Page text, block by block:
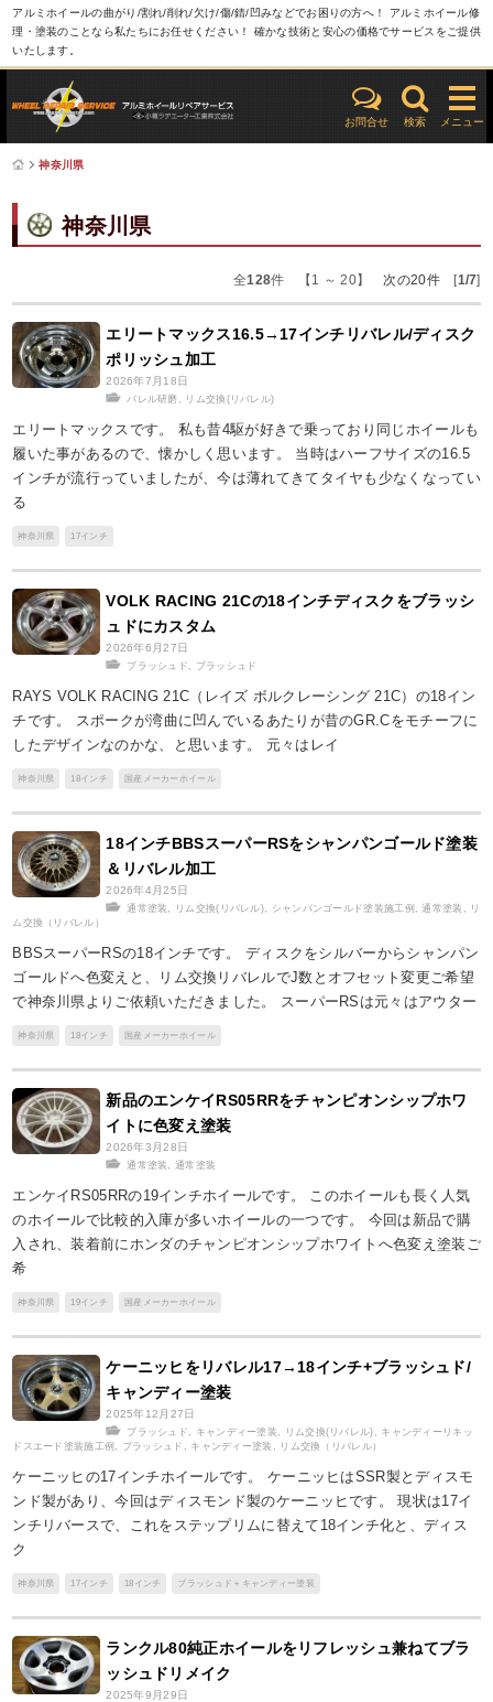
アルミホイールの曲がり/割れ/削れ/欠け/傷/錆/凹みなどでお困りの方へ！ アルミホイール修
理・塗装のことなら私たちにお任せください！ 確かな技術と安心の価格でサービスをご提供
いたします。
お問合せ 検索 メニュー
神奈川県
神奈川県
全128件 【1 ～ 20】 次の20件[1/7]
エリートマックス16.5→17インチリバレル/ディスク
ポリッシュ加工
2026年7月18日
バレル研磨 , リム交換(リバレル)
エリートマックスです。 私も昔4駆が好きで乗っており同じホイールも
履いた事があるので、懐かしく思います。 当時はハーフサイズの16.5
インチが流行っていましたが、今は薄れてきてタイヤも少なくなってい
る
神奈川県 17インチ
VOLK RACING 21Cの18インチディスクをブラッシ
ュドにカスタム
2026年6月27日
ブラッシュド , ブラッシュド
RAYS VOLK RACING 21C（レイズ ボルクレーシング 21C）の18イン
チです。 スポークが湾曲に凹んでいるあたりが昔のGR.Cをモチーフに
したデザインなのかな、と思います。 元々はレイ
神奈川県 18インチ 国産メーカーホイール
18インチBBSスーパーRSをシャンパンゴールド塗装
＆リバレル加工
2026年4月25日
通常塗装 , リム交換(リバレル), シャンパンゴールド塗装施工例 , 通常塗装 , リ
ム交換（リバレル）
BBSスーパーRSの18インチです。 ディスクをシルバーからシャンパン
ゴールドへ色変えと、リム交換リバレルでJ数とオフセット変更ご希望
で神奈川県よりご依頼いただきました。 スーパーRSは元々はアウター
神奈川県 18インチ 国産メーカーホイール
新品のエンケイRS05RRをチャンピオンシップホワ
イトに色変え塗装
2026年3月28日
通常塗装 , 通常塗装
エンケイRS05RRの19インチホイールです。 このホイールも長く人気
のホイールで比較的入庫が多いホイールの一つです。 今回は新品で購
入され、装着前にホンダのチャンピオンシップホワイトへ色変え塗装ご
希
神奈川県 19インチ 国産メーカーホイール
ケーニッヒをリバレル17→18インチ+ブラッシュド/
キャンディー塗装
2025年12月27日
ブラッシュド , キャンディー塗装 , リム交換(リバレル) , キャンディーリキッ
ドスエード塗装施工例 , ブラッシュド , キャンディー塗装 , リム交換（リバレル）
ケーニッヒの17インチホイールです。 ケーニッヒはSSR製とディスモ
ンド製があり、今回はディスモンド製のケーニッヒです。 現状は17イ
ンチリバースで、これをステップリムに替えて18インチ化と、ディス
ク
神奈川県 17インチ 18インチ ブラッシュド＋キャンディー塗装
ランクル80純正ホイールをリフレッシュ兼ねてブラ
ッシュドリメイク
2025年9月29日